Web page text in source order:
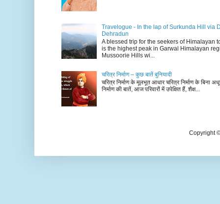
Travelogue - In the lap of Surkunda Hill via
Dehradun
A blessed trip for the seekers of Himalayan
is the highest peak in Garwal Himalayan
Mussoorie Hills wi...
चरित्र निर्माण – कुछ बातें बुनियादी
चरित्र निर्माण के मूलभूत आधार चरित्र निर्माण के बिना
निर्माण की बातें, आज परिवारों में उपेक्षित हैं, शैक्ष...
Copyright